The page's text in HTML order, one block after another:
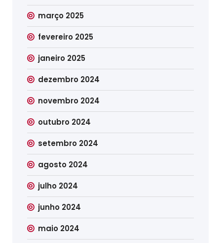
março 2025
fevereiro 2025
janeiro 2025
dezembro 2024
novembro 2024
outubro 2024
setembro 2024
agosto 2024
julho 2024
junho 2024
maio 2024